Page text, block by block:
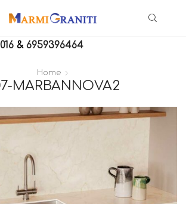
&6959396464
Home
MARBANNOVA2